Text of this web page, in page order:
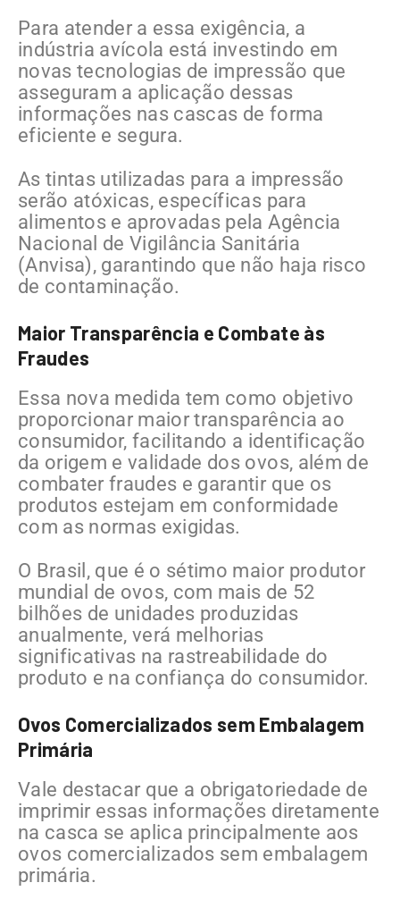
Para atender a essa exigência, a
indústria avícola está investindo em
novas tecnologias de impressão que
asseguram a aplicação dessas
informações nas cascas de forma
eficiente e segura.
As tintas utilizadas para a impressão
serão atóxicas, específicas para
alimentos e aprovadas pela Agência
Nacional de Vigilância Sanitária
(Anvisa), garantindo que não haja risco
de contaminação.
Maior Transparência e Combate às
Fraudes
Essa nova medida tem como objetivo
proporcionar maior transparência ao
consumidor, facilitando a identificação
da origem e validade dos ovos, além de
combater fraudes e garantir que os
produtos estejam em conformidade
com as normas exigidas.
O Brasil, que é o sétimo maior produtor
mundial de ovos, com mais de 52
bilhões de unidades produzidas
anualmente, verá melhorias
significativas na rastreabilidade do
produto e na confiança do consumidor.
Ovos Comercializados sem Embalagem
Primária
Vale destacar que a obrigatoriedade de
imprimir essas informações diretamente
na casca se aplica principalmente aos
ovos comercializados sem embalagem
primária.